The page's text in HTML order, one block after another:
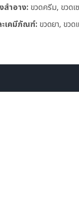
สำอาง:ขวดครีม, ขวดเ
เคมีภัณฑ์:ขวดยา, ขวด